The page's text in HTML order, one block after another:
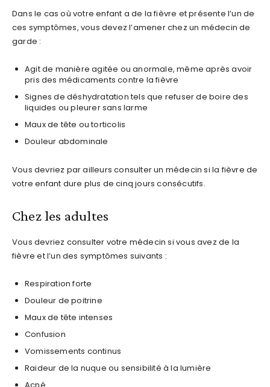
Dans le cas où votre enfant a de la fièvre et présente l’un de
ces symptômes, vous devez l’amener chez un médecin de
garde :
Agit de manière agitée ou anormale, même après avoir
pris des médicaments contre la fièvre
Signes de déshydratation tels que refuser de boire des
liquides ou pleurer sans larme
Maux de tête ou torticolis
Douleur abdominale
Vous devriez par ailleurs consulter un médecin si la fièvre de
votre enfant dure plus de cinq jours consécutifs.
Chez les adultes
Vous devriez consulter votre médecin si vous avez de la
fièvre et l’un des symptômes suivants :
Respiration forte
Douleur de poitrine
Maux de tête intenses
Confusion
Vomissements continus
Raideur de la nuque ou sensibilité à la lumière